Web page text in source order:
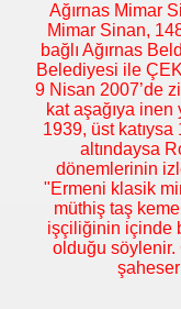
Ağırnas Mimar
Mimar Sinan,
bağlı Ağırnas
Belediyesi ile
9 Nisan 2007’de
kat aşağıya inen
1939, üst katıysa
altındaysa
dönemlerinin
"Ermeni klasik
müthiş taş
işçiliğinin içinde
olduğu söylenir.